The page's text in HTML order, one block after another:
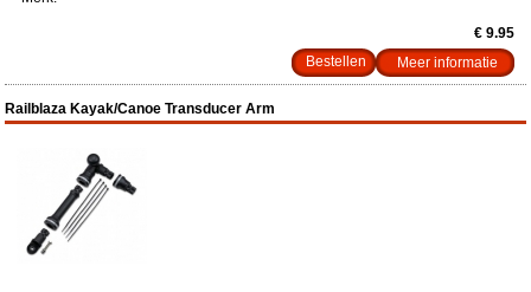
€ 9.95
Meer informatie
Railblaza Kayak/Canoe Transducer Arm